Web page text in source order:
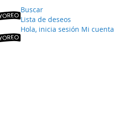
Buscar
Lista de deseos
Hola, inicia sesión Mi cuenta